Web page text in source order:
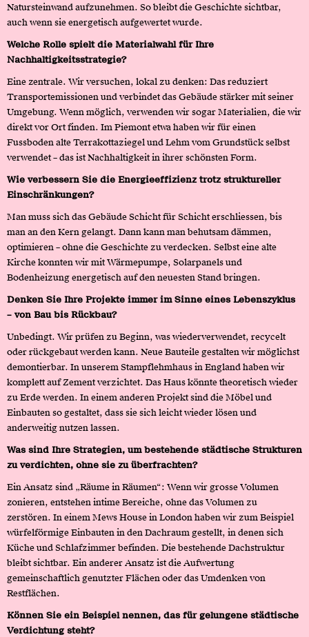
Natursteinwand aufzunehmen. So bleibt die Geschichte sichtbar,
auch wenn sie energetisch aufgewertet wurde.
Welche Rolle spielt die Materialwahl für Ihre
Nachhaltigkeitsstrategie?
Eine zentrale. Wir versuchen, lokal zu denken: Das reduziert
Transportemissionen und verbindet das Gebäude stärker mit seiner
Umgebung. Wenn möglich, verwenden wir sogar Materialien, die wir
direkt vor Ort finden. Im Piemont etwa haben wir für einen
Fussboden alte Terrakottaziegel und Lehm vom Grundstück selbst
verwendet – das ist Nachhaltigkeit in ihrer schönsten Form.
Wie verbessern Sie die Energieeffizienz trotz struktureller
Einschränkungen?
Man muss sich das Gebäude Schicht für Schicht erschliessen, bis
man an den Kern gelangt. Dann kann man behutsam dämmen,
optimieren – ohne die Geschichte zu verdecken. Selbst eine alte
Kirche konnten wir mit Wärmepumpe, Solarpanels und
Bodenheizung energetisch auf den neuesten Stand bringen.
Denken Sie Ihre Projekte immer im Sinne eines Lebenszyklus
– von Bau bis Rückbau?
Unbedingt. Wir prüfen zu Beginn, was wiederverwendet, recycelt
oder rückgebaut werden kann. Neue Bauteile gestalten wir möglichst
demontierbar. In unserem Stampflehmhaus in England haben wir
komplett auf Zement verzichtet. Das Haus könnte theoretisch wieder
zu Erde werden. In einem anderen Projekt sind die Möbel und
Einbauten so gestaltet, dass sie sich leicht wieder lösen und
anderweitig nutzen lassen.
Was sind Ihre Strategien, um bestehende städtische Strukturen
zu verdichten, ohne sie zu überfrachten?
Ein Ansatz sind „Räume in Räumen“: Wenn wir grosse Volumen
zonieren, entstehen intime Bereiche, ohne das Volumen zu
zerstören. In einem Mews House in London haben wir zum Beispiel
würfelförmige Einbauten in den Dachraum gestellt, in denen sich
Küche und Schlafzimmer befinden. Die bestehende Dachstruktur
bleibt sichtbar. Ein anderer Ansatz ist die Aufwertung
gemeinschaftlich genutzter Flächen oder das Umdenken von
Restflächen.
Können Sie ein Beispiel nennen, das für gelungene städtische
Verdichtung steht?